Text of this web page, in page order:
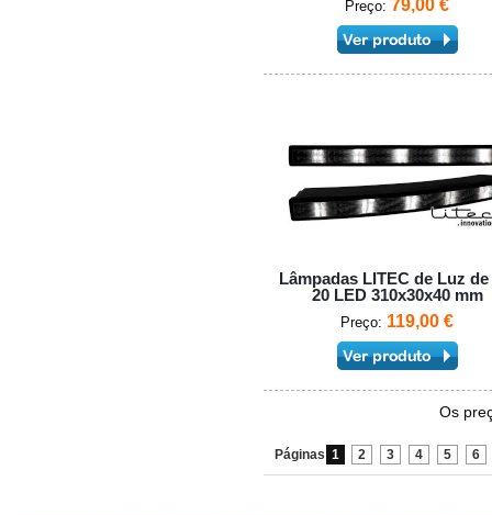
Preço: 79,00 €
Lâmpadas LITEC de Luz de
20 LED 310x30x40 mm
Preço: 119,00 €
Os
Páginas 1 2 3 4 5 6